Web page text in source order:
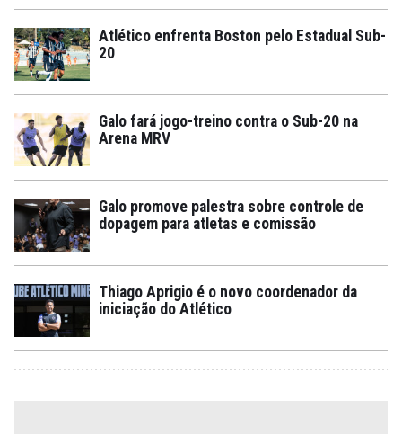
Atlético enfrenta Boston pelo Estadual Sub-
20
Galo fará jogo-treino contra o Sub-20 na
Arena MRV
Galo promove palestra sobre controle de
dopagem para atletas e comissão
Thiago Aprigio é o novo coordenador da
iniciação do Atlético